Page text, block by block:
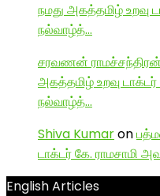
நமது அகத்தமிழ் உறவு
நல்வாழ்த்…
சரவணன் ராமச்சந்திரன்
அகத்தமிழ் உறவு
நல்வாழ்த்…
Shiva Kumaron
டாக்டர் கே. ராமசாமி
English Articles